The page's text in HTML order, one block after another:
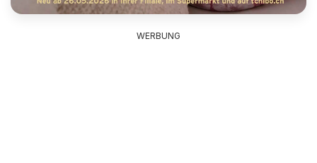
WERBUNG